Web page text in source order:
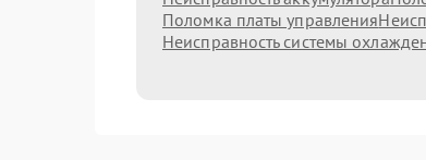
Поломка платы управления
Неисправность системы